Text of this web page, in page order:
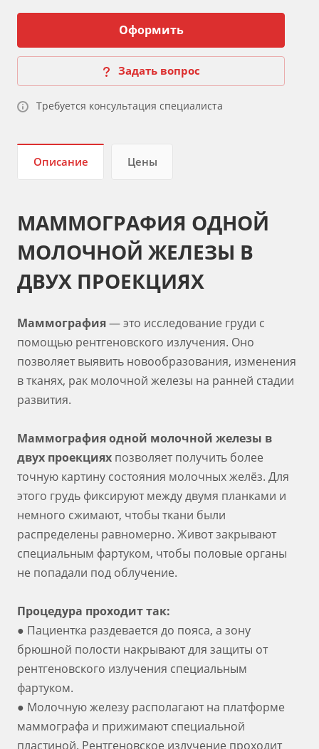
Оформить
Задать вопрос
Требуется консультация специалиста
Описание Цены
МАММОГРАФИЯ ОДНОЙ
МОЛОЧНОЙ ЖЕЛЕЗЫ В
ДВУХ ПРОЕКЦИЯХ
Маммография— это исследование груди с
помощью рентгеновского излучения. Оно
позволяет выявить новообразования, изменения
в тканях, рак молочной железы на ранней стадии
развития.
Маммография одной молочной железы в
двух проекциях позволяет получить более
точную картину состояния молочных желёз. Для
этого грудь фиксируют между двумя планками и
немного сжимают, чтобы ткани были
распределены равномерно. Живот закрывают
специальным фартуком, чтобы половые органы
не попадали под облучение.
Процедура проходит так:
● Пациентка раздевается до пояса, а зону
брюшной полости накрывают для защиты от
рентгеновского излучения специальным
фартуком.
● Молочную железу располагают на платформе
маммографа и прижимают специальной
пластиной. Рентгеновское излучение проходит